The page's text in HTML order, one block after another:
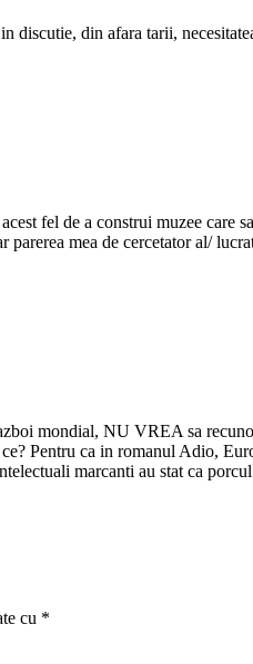
discutie, din afara tarii,
fel de a construi muzee
mea de cercetator al/
mondial, NU VREA sa
Pentru ca in romanul Adio,
marcanti au stat ca
cu *